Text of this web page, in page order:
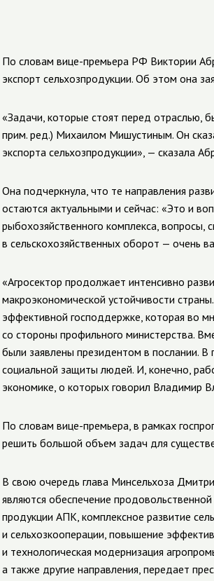
По словам вице-премьера РФ Виктории
экспорт сельхозпродукции. Об этом она
«Задачи, которые стоят перед
прим. ред.) Михаилом Мишустиным. Он
экспорта сельхозпродукции», — сказала
Она подчеркнула, что те направления
остаются актуальными и сейчас: «Это и
рыбохозяйственного комплекса, вопросы,
в сельскохозяйственных оборот — очень
«Агросектор продолжает интенсивно
макроэкономической устойчивости
эффективной господдержке, которая во
со стороны профильного министерства.
были заявлены президентом в послании. В
социальной защиты людей. И, конечно,
экономике, о которых говорил Владимир
По словам вице-премьера, в рамках
решить большой объем задач для
В свою очередь глава Минсельхоза
являются обеспечение
продукции АПК, комплексное развитие
и сельхозкооперации, повышение
и технологическая модернизация
а также другие направления, передает